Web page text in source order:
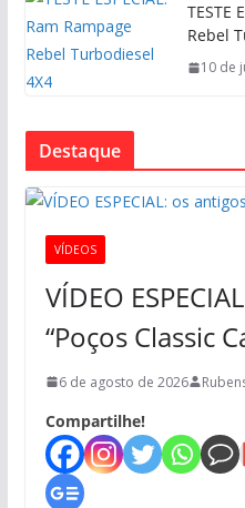
TESTE
Rebel
10 de
Destaque
VÍDEOS
VÍDEO
“Poços Classic
6 de agosto de 2026
Compartilhe!